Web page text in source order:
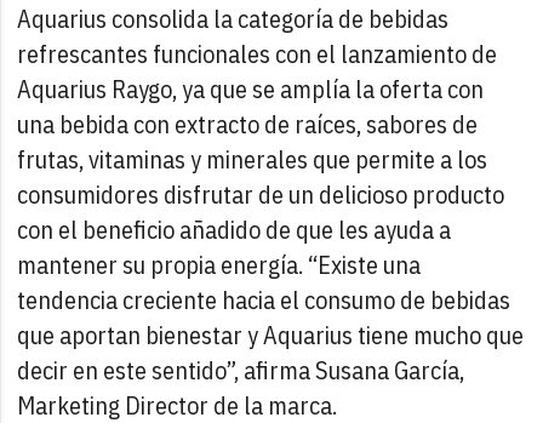
Aquarius consolida la categoría de bebidas
refrescantes funcionales con el lanzamiento de
Aquarius Raygo, ya que se amplía la oferta con
una bebida con extracto de raíces, sabores de
frutas, vitaminas y minerales que permite a los
consumidores disfrutar de un delicioso producto
con el beneficio añadido de que les ayuda a
mantener su propia energía. “Existe una
tendencia creciente hacia el consumo de bebidas
que aportan bienestar y Aquarius tiene mucho que
decir en este sentido”, afirma Susana García,
Marketing Director de la marca.